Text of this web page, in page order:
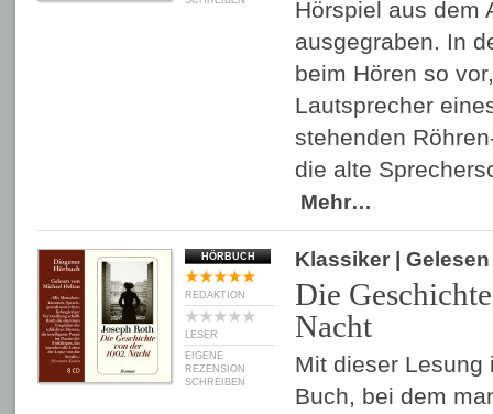
Hörspiel aus dem
ausgegraben. In
beim Hören so
Lautsprecher
stehenden
die alte
Mehr…
HÖRBUCH
REDAKTION
LESER
EIGENE
REZENSION
SCHREIBEN
Klassiker |
Die
Nacht
Mit dieser Lesung
Buch, bei dem